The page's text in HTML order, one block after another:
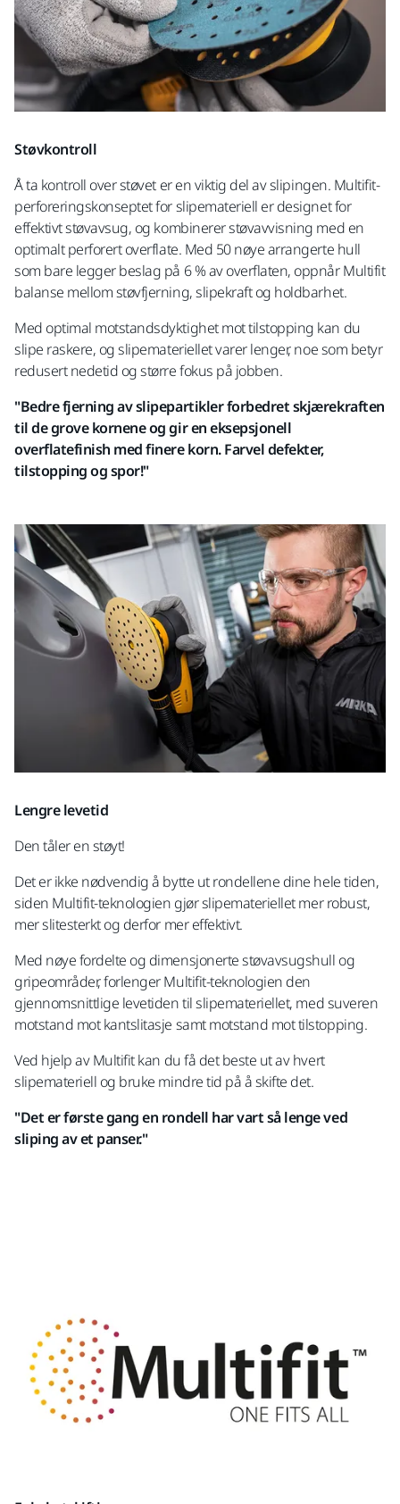
Støvkontroll
Å ta kontroll over støvet er en viktig del av slipingen. Multifit-
perforeringskonseptet for slipemateriell er designet for
effektivt støvavsug, og kombinerer støvavvisning med en
optimalt perforert overflate. Med 50 nøye arrangerte hull
som bare legger beslag på 6 % av overflaten, oppnår Multifit
balanse mellom støvfjerning, slipekraft og holdbarhet.
Med optimal motstandsdyktighet mot tilstopping kan du
slipe raskere, og slipemateriellet varer lenger, noe som betyr
redusert nedetid og større fokus på jobben.
"Bedre fjerning av slipepartikler forbedret skjærekraften
til de grove kornene og gir en eksepsjonell
overflatefinish med finere korn. Farvel defekter,
tilstopping og spor!"
Lengre levetid
Den tåler en støyt!
Det er ikke nødvendig å bytte ut rondellene dine hele tiden,
siden Multifit-teknologien gjør slipemateriellet mer robust,
mer slitesterkt og derfor mer effektivt.
Med nøye fordelte og dimensjonerte støvavsugshull og
gripeområder, forlenger Multifit-teknologien den
gjennomsnittlige levetiden til slipemateriellet, med suveren
motstand mot kantslitasje samt motstand mot tilstopping.
Ved hjelp av Multifit kan du få det beste ut av hvert
slipemateriell og bruke mindre tid på å skifte det.
"Det er første gang en rondell har vart så lenge ved
sliping av et panser."